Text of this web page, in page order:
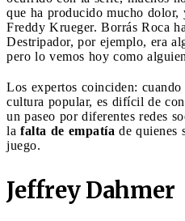
que ha producido mucho dolor,
Freddy Krueger. Borrás Roca
Destripador, por ejemplo, era
pero lo vemos hoy como
Los expertos coinciden:
cultura popular, es difícil de
un paseo por diferentes redes
la falta de empatía de quienes
juego.
Jeffrey Dahmer